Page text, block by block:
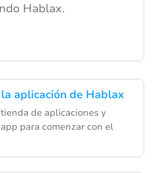
aplicación de Hablax
de aplicaciones y
para comenzar con el
Hablax.